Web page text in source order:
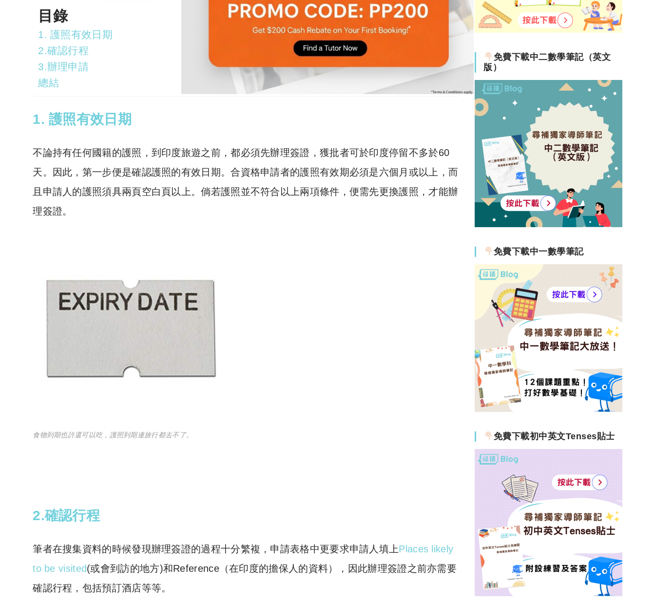
目錄
1. 護照有效日期
2.確認行程
3.辦理申請
總結
1. 護照有效日期
不論持有任何國籍的護照，到印度旅遊之前，都必須先辦理簽證，獲批者可於印度停留不多於60
天。因此，第一步便是確認護照的有效日期。合資格申請者的護照有效期必須是六個月或以上，而
且申請人的護照須具兩頁空白頁以上。倘若護照並不符合以上兩項條件，便需先更換護照，才能辦
理簽證。
食物到期也許還可以吃，護照到期連旅行都去不了。
2.確認行程
筆者在搜集資料的時候發現辦理簽證的過程十分繁複，申請表格中更要求申請人填上Places likely
to be visited(或會到訪的地方)和Reference（在印度的擔保人的資料），因此辦理簽證之前亦需要
確認行程，包括預訂酒店等等。
免費下載中二數學筆記（英文
版）
免費下載中一數學筆記
免費下載初中英文Tenses貼士